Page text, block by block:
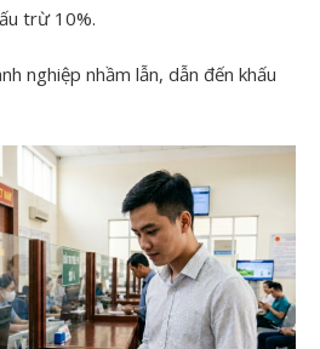
trừ 10%.
nghiệp nhầm lẫn, dẫn đến khấu